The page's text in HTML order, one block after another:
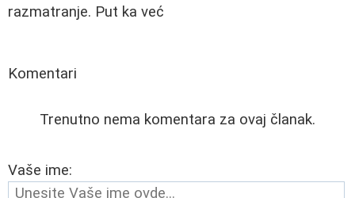
razmatranje. Put ka već
Komentari
Trenutno nema komentara za ovaj članak.
Vaše ime: